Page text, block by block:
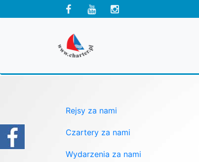
Rejsy za nami
Czartery za nami
Wydarzenia za nami